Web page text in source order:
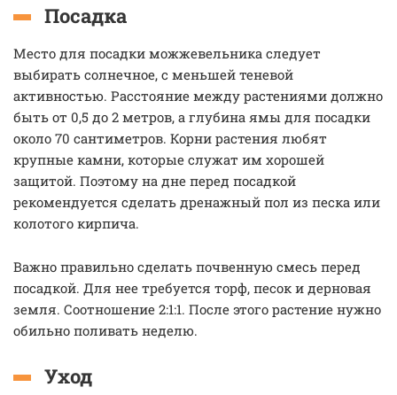
Посадка
Место для посадки можжевельника следует
выбирать солнечное, с меньшей теневой
активностью. Расстояние между растениями должно
быть от 0,5 до 2 метров, а глубина ямы для посадки
около 70 сантиметров. Корни растения любят
крупные камни, которые служат им хорошей
защитой. Поэтому на дне перед посадкой
рекомендуется сделать дренажный пол из песка или
колотого кирпича.
Важно правильно сделать почвенную смесь перед
посадкой. Для нее требуется торф, песок и дерновая
земля. Соотношение 2:1:1. После этого растение нужно
обильно поливать неделю.
Уход